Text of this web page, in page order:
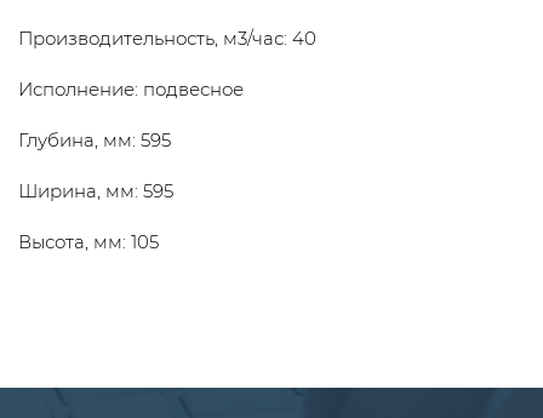
Производительность, м3/час: 40
Исполнение: подвесное
Глубина, мм: 595
Ширина, мм: 595
Высота, мм: 105